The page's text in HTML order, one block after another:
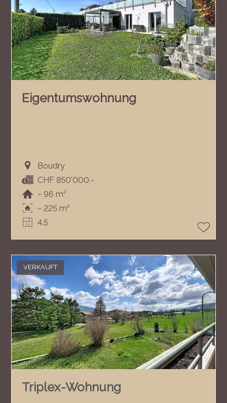
Eigentumswohnung
Boudry
CHF 850'000.-
~ 96 m²
~ 225 m²
4.5
VERKAUFT
Triplex-Wohnung